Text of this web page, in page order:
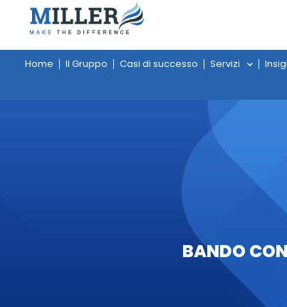
Home Il Gruppo Casi di successo Servizi
BANDO